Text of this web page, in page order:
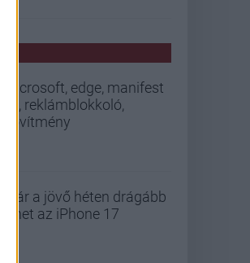
microsoft, edge, manifest
v3, reklámblokkoló,
bővítmény
Már a jövő héten drágább
lehet az iPhone 17